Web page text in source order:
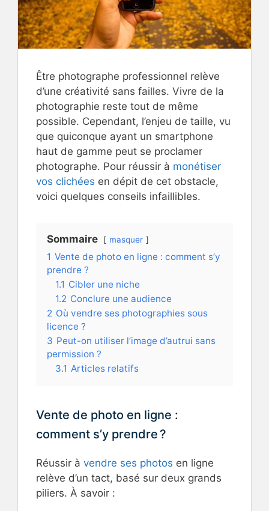
Être photographe professionnel relève
d’une créativité sans failles. Vivre de la
photographie reste tout de même
possible. Cependant, l’enjeu de taille, vu
que quiconque ayant un smartphone
haut de gamme peut se proclamer
photographe. Pour réussir à monétiser
vos clichées en dépit de cet obstacle,
voici quelques conseils infaillibles.
Sommaire masquer
1 Vente de photo en ligne : comment s’y
prendre ?
1.1 Cibler une niche
1.2 Conclure une audience
2 Où vendre ses photographies sous
licence ?
3 Peut-on utiliser l’image d’autrui sans
permission ?
3.1 Articles relatifs
Vente de photo en ligne :
comment s’y prendre ?
Réussir à vendre ses photos en ligne
relève d’un tact, basé sur deux grands
piliers. À savoir :